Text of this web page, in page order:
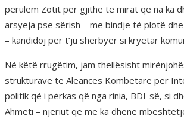
përulem Zotit për gjithë të mirat që na ka
arsyeja pse sërish – me bindje të plotë
– kandidoj për t’ju shërbyer si kryetar
Në këtë rrugëtim, jam thellësisht
strukturave të Aleancës Kombëtare për
politik që i përkas që nga rinia, BDI-së, si
Ahmeti – njeriut që më ka dhënë